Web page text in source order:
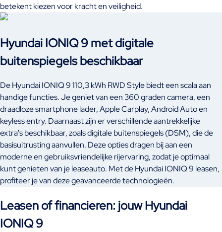
betekent kiezen voor kracht en veiligheid.
Hyundai IONIQ 9 met digitale
buitenspiegels beschikbaar
De Hyundai IONIQ 9 110,3 kWh RWD Style biedt een scala aan
handige functies. Je geniet van een 360 graden camera, een
draadloze smartphone lader, Apple Carplay, Android Auto en
keyless entry. Daarnaast zijn er verschillende aantrekkelijke
extra's beschikbaar, zoals digitale buitenspiegels (DSM), die de
basisuitrusting aanvullen. Deze opties dragen bij aan een
moderne en gebruiksvriendelijke rijervaring, zodat je optimaal
kunt genieten van je leaseauto. Met de Hyundai IONIQ 9 leasen,
profiteer je van deze geavanceerde technologieën.
Leasen of financieren: jouw Hyundai
IONIQ 9